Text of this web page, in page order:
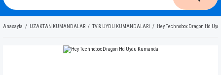
Anasayfa UZAKTAN KUMANDALAR TV & UYDU KUMANDALARI Hey Technobox Dragon Hd